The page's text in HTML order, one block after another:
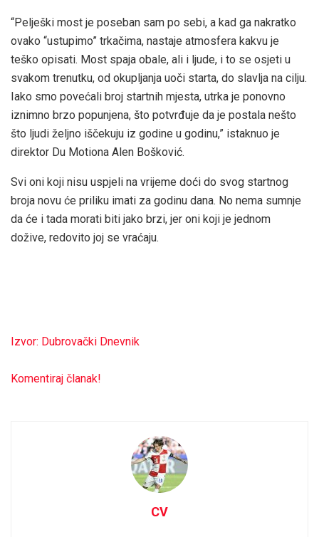
“Pelješki most je poseban sam po sebi, a kad ga nakratko
ovako “ustupimo” trkačima, nastaje atmosfera kakvu je
teško opisati. Most spaja obale, ali i ljude, i to se osjeti u
svakom trenutku, od okupljanja uoči starta, do slavlja na cilju.
Iako smo povećali broj startnih mjesta, utrka je ponovno
iznimno brzo popunjena, što potvrđuje da je postala nešto
što ljudi željno iščekuju iz godine u godinu,” istaknuo je
direktor Du Motiona Alen Bošković.
Svi oni koji nisu uspjeli na vrijeme doći do svog startnog
broja novu će priliku imati za godinu dana. No nema sumnje
da će i tada morati biti jako brzi, jer oni koji je jednom
dožive, redovito joj se vraćaju.
Izvor: Dubrovački Dnevnik
Komentiraj članak!
CV